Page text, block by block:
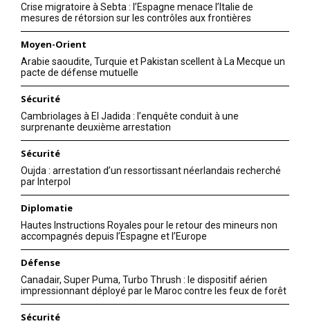
Crise migratoire à Sebta : l’Espagne menace l’Italie de
mesures de rétorsion sur les contrôles aux frontières
Moyen-Orient
Arabie saoudite, Turquie et Pakistan scellent à La Mecque un
pacte de défense mutuelle
Sécurité
Cambriolages à El Jadida : l’enquête conduit à une
surprenante deuxième arrestation
Sécurité
Oujda : arrestation d’un ressortissant néerlandais recherché
par Interpol
Diplomatie
Hautes Instructions Royales pour le retour des mineurs non
accompagnés depuis l’Espagne et l’Europe
Défense
Canadair, Super Puma, Turbo Thrush : le dispositif aérien
impressionnant déployé par le Maroc contre les feux de forêt
Sécurité